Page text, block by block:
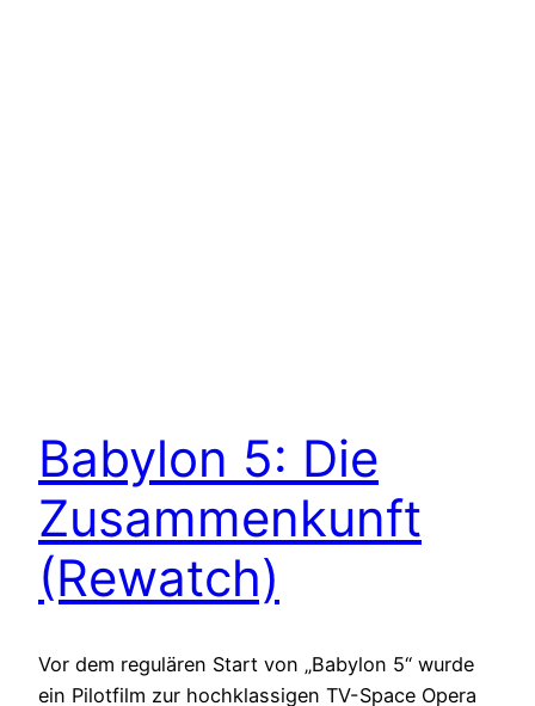
Babylon 5: Die
Zusammenkunft
(Rewatch)
Vor dem regulären Start von „Babylon 5“ wurde
ein Pilotfilm zur hochklassigen TV-Space Opera